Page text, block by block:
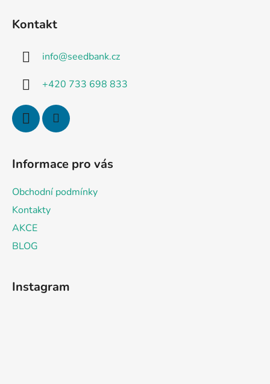
Kontakt
info@seedbank.cz
+420 733 698 833
Informace pro vás
Obchodní podmínky
Kontakty
AKCE
BLOG
Instagram